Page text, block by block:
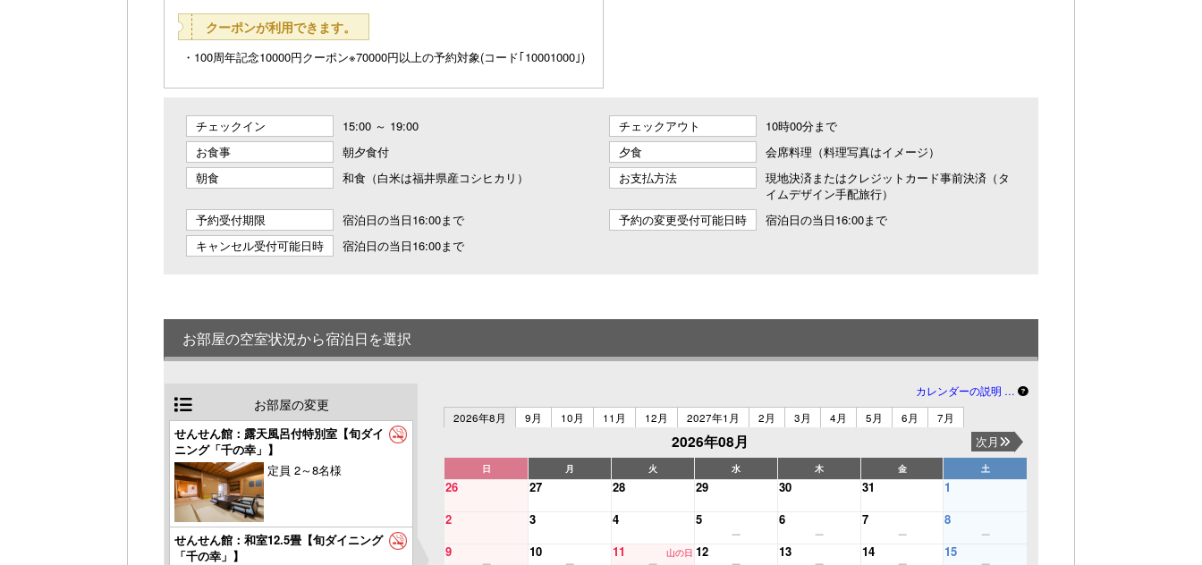
クーポンが利用できます。
100周年記念10000円クーポン※70000円以上の予約対象(コード｢10001000｣)
チェックイン 15:00 ～ 19:00 チェックアウト
10時00分まで
お食事
朝夕食付 夕食
会席料理（料理写真はイメージ）
朝食
和食（白米は福井県産コシヒカリ） お支払方法
現地決済またはクレジットカード事前決済（タ
イムデザイン手配旅行）
予約受付期限
宿泊日の当日16:00まで 予約の変更受付可能日時
宿泊日の当日16:00まで
キャンセル受付可能日時
宿泊日の当日16:00まで
お部屋の空室状況から宿泊日を選択
お部屋の変更
せんせん館：露天風呂付特別室【旬ダイ
ニング「千の幸」】
定員 2～8名様
せんせん館：和室12.5畳【旬ダイニング
「千の幸」】
カレンダーの説明 …
2026年8月
9月 10月 11月 12月 2027年1月 2月 3月 4月 5月 6月 7月
2026年08月 次月
日 月 火 水 木 金 土
26 27 28 29 30 31
1
2
3 4 5 6 7
8
9
10 11 山の日 12 13 14
15